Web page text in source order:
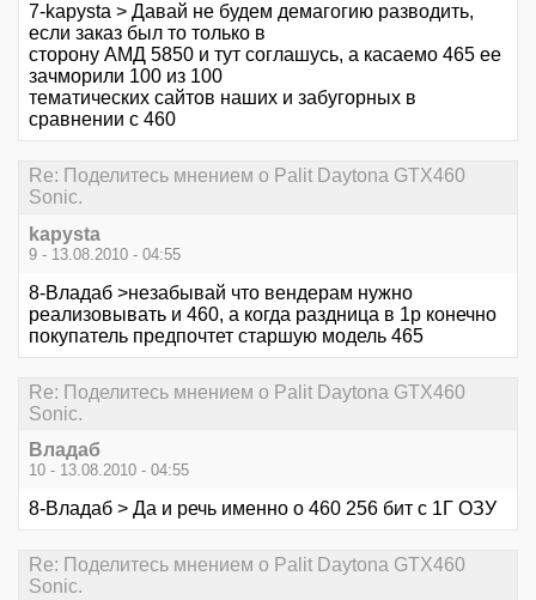
7-kapysta > Давай не будем демагогию разводить,
если заказ был то только в
сторону АМД 5850 и тут соглашусь, а касаемо 465 ее
зачморили 100 из 100
тематических сайтов наших и забугорных в
сравнении с 460
Re: Поделитесь мнением о Palit Daytona GTX460
Sonic.
kapysta
9 - 13.08.2010 - 04:55
8-Владаб >незабывай что вендерам нужно
реализовывать и 460, а когда раздница в 1р конечно
покупатель предпочтет старшую модель 465
Re: Поделитесь мнением о Palit Daytona GTX460
Sonic.
Владаб
10 - 13.08.2010 - 04:55
8-Владаб > Да и речь именно о 460 256 бит с 1Г ОЗУ
Re: Поделитесь мнением о Palit Daytona GTX460
Sonic.